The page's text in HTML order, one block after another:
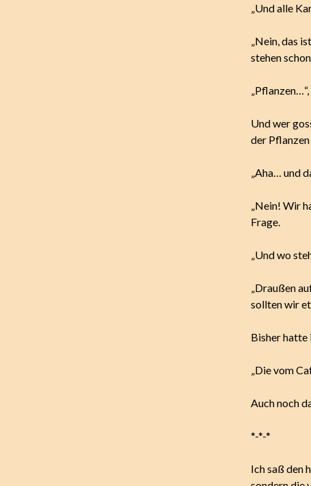
„Und alle
„Nein, das
stehen
Und wer
der
„Aha… und
„Nein! Wir
Frage.
„Und wo
„Draußen
sollten wir
Bisher
„Die vom
Auch noch
*-*-*
Ich saß den